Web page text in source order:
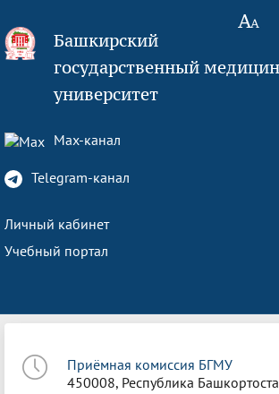
Башкирский
государственный
университет
Max-канал
Telegram-канал
Личный кабинет
Учебный портал
Приёмная комиссия БГМУ
450008, Республика